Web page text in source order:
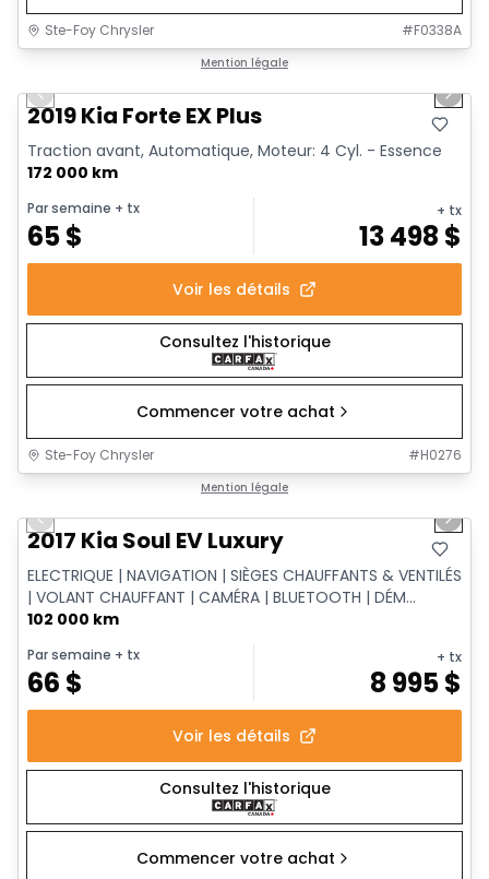
Ste-Foy Chrysler #F0338A
Mention légale
Previous slide Next
2019 Kia Forte EX Plus
Traction avant, Automatique, Moteur: 4 Cyl. - Essence
172 000 km
Par semaine + tx
65$
+ tx
13 498 $
Voir les détails
Consultez l'historique
Commencer votre achat
Ste-Foy Chrysler #H0276
Mention légale
Previous slide Next
2017 Kia Soul EV Luxury
ELECTRIQUE | NAVIGATION | SIÈGES CHAUFFANTS & VENTILÉS
| VOLANT CHAUFFANT | CAMÉRA | BLUETOOTH | DÉM...
102 000 km
Par semaine + tx
66 $
+ tx
8 995$
Voir les détails
Consultez l'historique
Commencer votre achat